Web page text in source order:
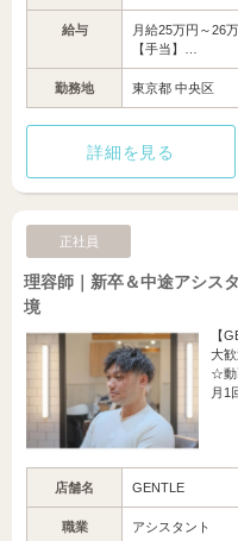
給与
月給25万円～26
【手当】…
勤務地 東京都 中央区
詳細を見る
正社員
理容師｜新卒＆中途アシス
境
【
大
☆動
月1
店舗名 GENTLE
職業 アシスタント